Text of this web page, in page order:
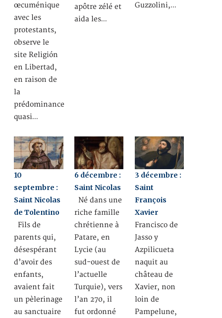
œcuménique
avec les
protestants,
observe le
site Religión
en Libertad,
en raison de
la
prédominance
quasi…
apôtre zélé et
aida les…
Guzzolini,…
10
septembre :
Saint Nicolas
de Tolentino
Fils de
parents qui,
désespérant
d’avoir des
enfants,
avaient fait
un pèlerinage
au sanctuaire
6 décembre :
Saint Nicolas
Né dans une
riche famille
chrétienne à
Patare, en
Lycie (au
sud-ouest de
l’actuelle
Turquie), vers
l’an 270, il
fut ordonné
3 décembre :
Saint
François
Xavier
Francisco de
Jasso y
Azpilicueta
naquit au
château de
Xavier, non
loin de
Pampelune,